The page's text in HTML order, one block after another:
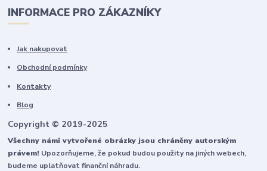
INFORMACE PRO ZÁKAZNÍKY
Jak nakupovat
Obchodní podmínky
Kontakty
Blog
Copyright © 2019-2025
Všechny námi vytvořené obrázky jsou chráněny autorským
právem! Upozorňujeme, že pokud budou použity na jiných webech,
budeme uplatňovat finanční náhradu.